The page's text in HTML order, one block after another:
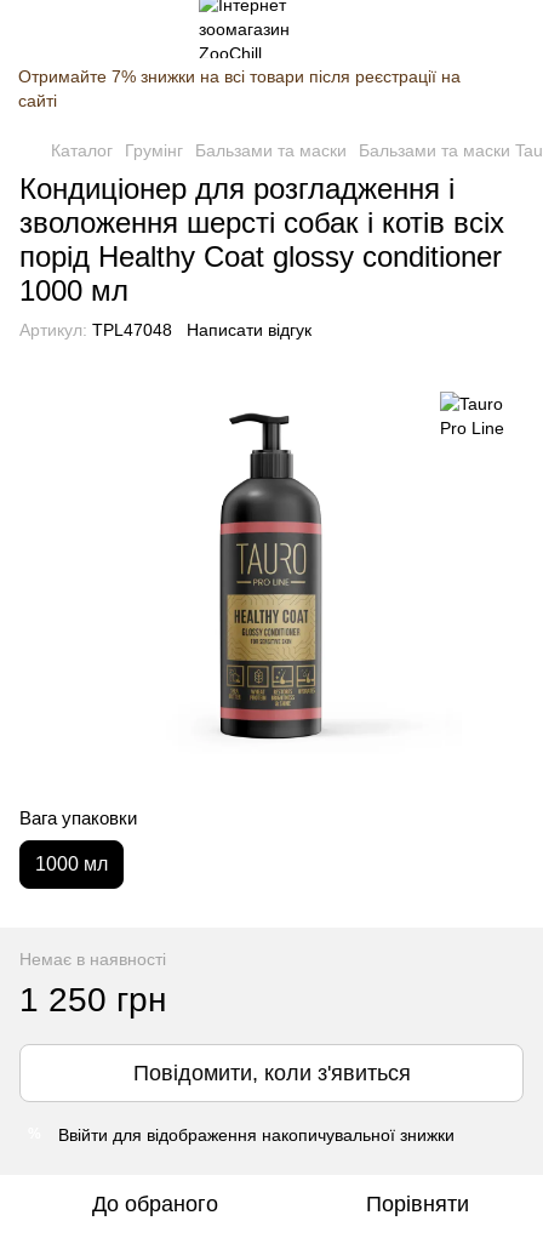
Отримайте 7% знижки на всі товари після реєстрації на
сайті
Каталог Грумінг Бальзами та маски Бальзами та маски
Кондиціонер для розгладження і
зволоження шерсті собак і котів всіх
порід Healthy Coat glossy conditioner
1000 мл
Артикул: TPL47048 Написати відгук
Вага упаковки
1000 мл
Немає в наявності
1 250 грн
Повідомити, коли з'явиться
Ввійти для відображення накопичувальної знижки
До обраного Порівняти